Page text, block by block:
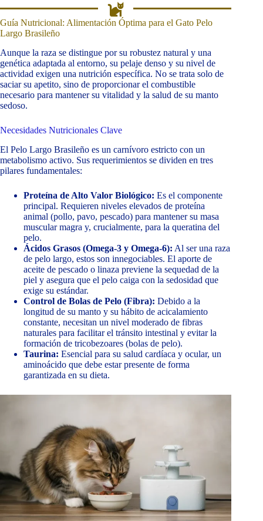
Guía Nutricional: Alimentación Óptima para el Gato Pelo
Largo Brasileño
Aunque la raza se distingue por su robustez natural y una
genética adaptada al entorno, su pelaje denso y su nivel de
actividad exigen una nutrición específica. No se trata solo de
saciar su apetito, sino de proporcionar el combustible
necesario para mantener su vitalidad y la salud de su manto
sedoso.
Necesidades Nutricionales Clave
El Pelo Largo Brasileño es un carnívoro estricto con un
metabolismo activo. Sus requerimientos se dividen en tres
pilares fundamentales:
Proteína de Alto Valor Biológico: Es el componente
principal. Requieren niveles elevados de proteína
animal (pollo, pavo, pescado) para mantener su masa
muscular magra y, crucialmente, para la queratina del
pelo.
Ácidos Grasos (Omega-3 y Omega-6): Al ser una raza
de pelo largo, estos son innegociables. El aporte de
aceite de pescado o linaza previene la sequedad de la
piel y asegura que el pelo caiga con la sedosidad que
exige su estándar.
Control de Bolas de Pelo (Fibra): Debido a la
longitud de su manto y su hábito de acicalamiento
constante, necesitan un nivel moderado de fibras
naturales para facilitar el tránsito intestinal y evitar la
formación de tricobezoares (bolas de pelo).
Taurina: Esencial para su salud cardíaca y ocular, un
aminoácido que debe estar presente de forma
garantizada en su dieta.